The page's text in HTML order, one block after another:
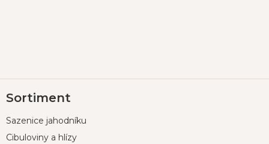
á
a
Sortiment
Sazenice jahodníku
Cibuloviny a hlízy